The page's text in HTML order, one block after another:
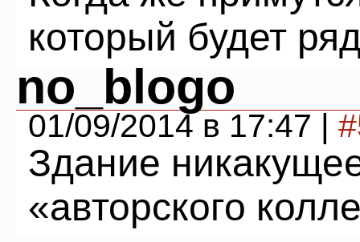
который будет
no_blogo
01/09/2014 в 17:47 |
Здание
«авторского